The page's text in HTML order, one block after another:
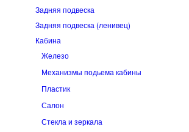
Задняя подвеска
Задняя подвеска (ленивец)
Кабина
Железо
Механизмы подьема кабины
Пластик
Салон
Стекла и зеркала